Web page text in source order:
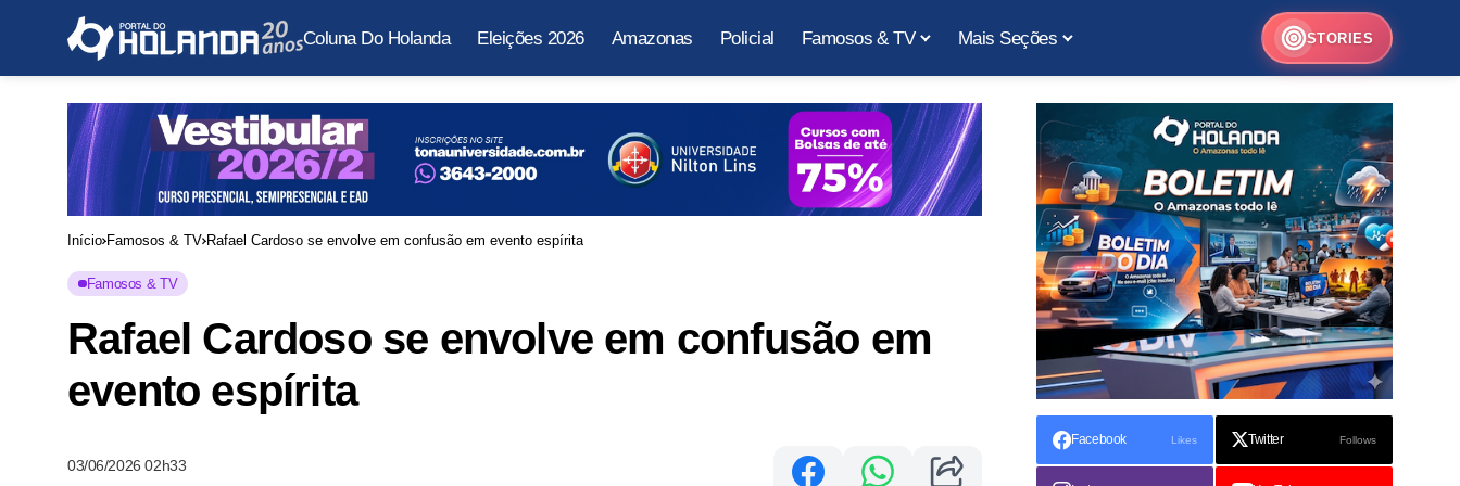
Coluna Do Holanda Eleições 2026 Amazonas Policial Famosos & TV Mais Seções STORIES
Início Famosos & TV Rafael Cardoso se envolve em confusão em evento espírita
Famosos & TV
Rafael Cardoso se envolve em confusão em
evento espírita
03/06/2026 02h33
Facebook Likes Twitter Follows